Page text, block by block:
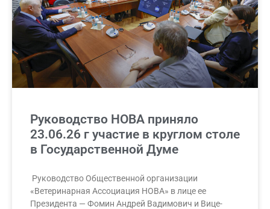
Руководство НОВА приняло
23.06.26 г участие в круглом столе
в Государственной Думе
Руководство Общественной организации
«Ветеринарная Ассоциация НОВА» в лице ее
Президента — Фомин Андрей Вадимович и Вице-